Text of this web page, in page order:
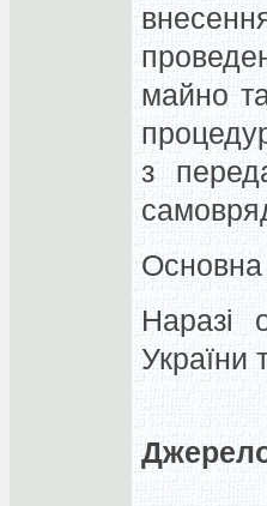
майно
з
Основна
Наразі
України